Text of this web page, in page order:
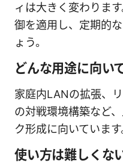
ィは大きく変わりま
御を適用し、定期的
ょう。
どんな用途に向い
家庭内LANの拡張、
の対戦環境構築など
ク形成に向いています
使い方は難しくな